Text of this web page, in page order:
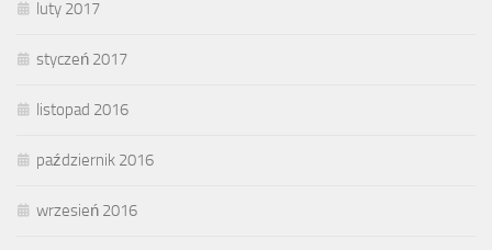
luty 2017
styczeń 2017
listopad 2016
październik 2016
wrzesień 2016